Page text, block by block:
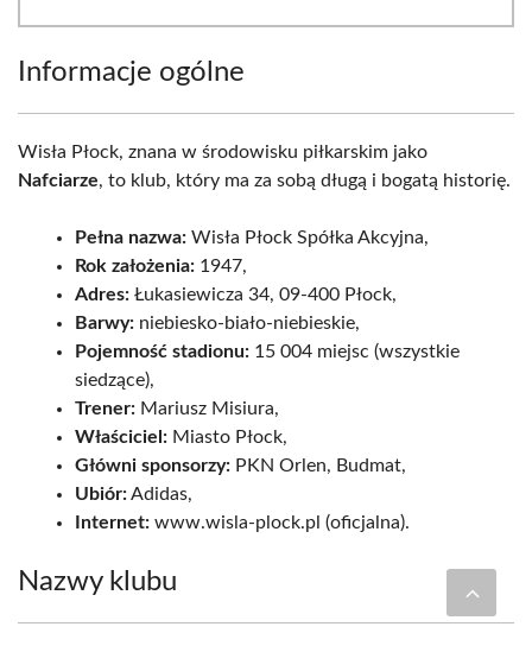
Informacje ogólne
Wisła Płock, znana w środowisku piłkarskim jako
Nafciarze, to klub, który ma za sobą długą i bogatą historię.
Pełna nazwa: Wisła Płock Spółka Akcyjna,
Rok założenia: 1947,
Adres: Łukasiewicza 34, 09-400 Płock,
Barwy: niebiesko-biało-niebieskie,
Pojemność stadionu: 15 004 miejsc (wszystkie
siedzące),
Trener: Mariusz Misiura,
Właściciel: Miasto Płock,
Główni sponsorzy: PKN Orlen, Budmat,
Ubiór:Adidas,
Internet: www.wisla-plock.pl (oficjalna).
Nazwy klubu